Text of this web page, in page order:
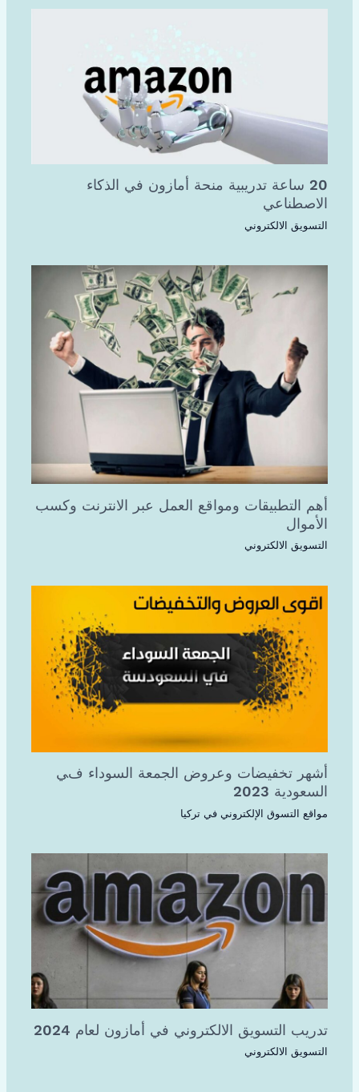
20 ساعة تدريبية منحة أمازون في الذكاء
الاصطناعي
التسويق الالكتروني
أهم التطبيقات ومواقع العمل عبر الانترنت وكسب
الأموال
التسويق الالكتروني
أشهر تخفيضات وعروض الجمعة السوداء في
السعودية 2023
مواقع التسوق الإلكتروني في تركيا
تدريب التسويق الالكتروني في أمازون لعام 2024
التسويق الالكتروني